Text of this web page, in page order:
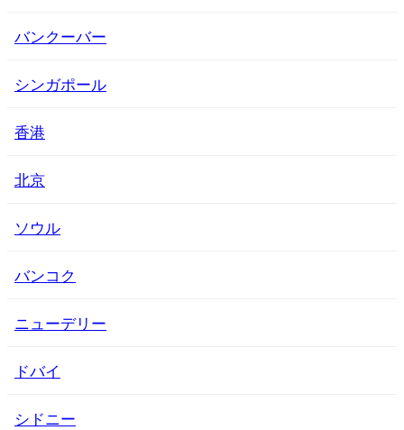
バンクーバー
シンガポール
香港
北京
ソウル
バンコク
ニューデリー
ドバイ
シドニー